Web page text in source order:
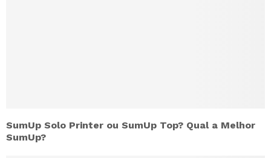
SumUp Solo Printer ou SumUp Top? Qual a Melhor
SumUp?